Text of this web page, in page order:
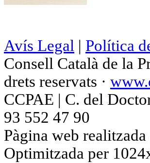
Avís Legal | Política
Consell Català de la
drets reservats ·
CCPAE | C. del
93 552 47 90
Pàgina web
Optimitzada per